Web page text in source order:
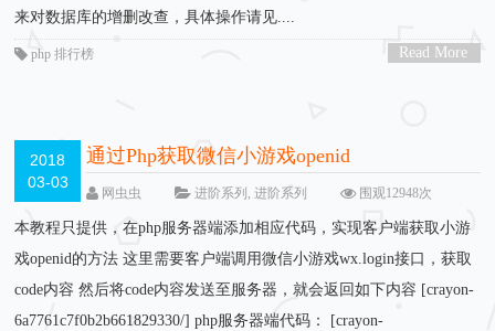
来对数据库的增删改查，具体操作请见....
Read More
php 排行榜
2018
03-03
通过Php获取微信小游戏openid
网虫虫 进阶系列 ,进阶系列
围观12948次
本教程只提供，在php服务器端添加相应代码，实现客户端获取小游
戏openid的方法 这里需要客户端调用微信小游戏wx.login接口，获取
code内容 然后将code内容发送至服务器，就会返回如下内容 [crayon-
6a7761c7f0b2b661829330/] php服务器端代码： [crayon-